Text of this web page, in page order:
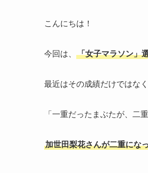
こんにちは！
今回は、 「女子マラソン」
最近はその成績だけではな
「一重だったまぶたが、二
加世田梨花さんが二重にな